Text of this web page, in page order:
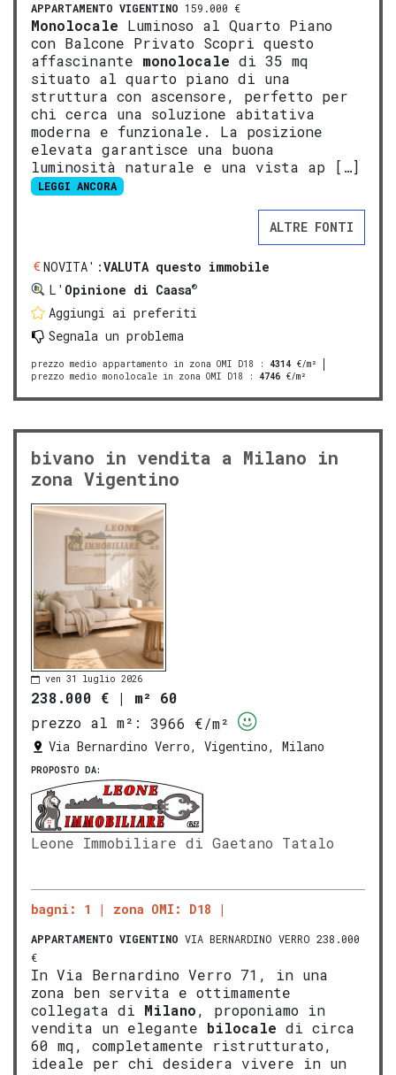
APPARTAMENTO VIGENTINO 159.000 €
Monolocale Luminoso al Quarto Piano
con Balcone Privato Scopri questo
affascinante monolocale di 35 mq
situato al quarto piano di una
struttura con ascensore, perfetto per
chi cerca una soluzione abitativa
moderna e funzionale. La posizione
elevata garantisce una buona
luminosità naturale e una vista ap […]
LEGGI ANCORA
ALTRE FONTI
NOVITA':VALUTA questo immobile
L' Opinione di Caasa®
Aggiungi ai preferiti
Segnala un problema
prezzo medio appartamento in zona OMI D18 : 4314 €/m²
prezzo medio monolocale in zona OMI D18 : 4746 €/m²
bivano in vendita a Milano in
zona Vigentino
ven 31 luglio 2026
238.000 € | m² 60
prezzo al m²:
3966 €/m²
Via Bernardino Verro, Vigentino, Milano
PROPOSTO DA:
Leone Immobiliare di Gaetano Tatalo
bagni: 1 zona OMI: D18
APPARTAMENTO VIGENTINO VIA BERNARDINO VERRO 238.000
€
In Via Bernardino Verro 71, in una
zona ben servita e ottimamente
collegata di Milano, proponiamo in
vendita un elegante bilocale di circa
60 mq, completamente ristrutturato,
ideale per chi desidera vivere in un